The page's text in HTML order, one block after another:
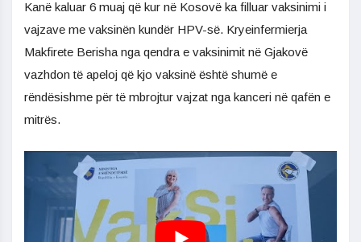
Kanë kaluar 6 muaj që kur në Kosovë ka filluar vaksinimi i
vajzave me vaksinën kundër HPV-së. Kryeinfermierja
Makfirete Berisha nga qendra e vaksinimit në Gjakovë
vazhdon të apeloj që kjo vaksinë është shumë e
rëndësishme për të mbrojtur vajzat nga kanceri në qafën e
mitrës.